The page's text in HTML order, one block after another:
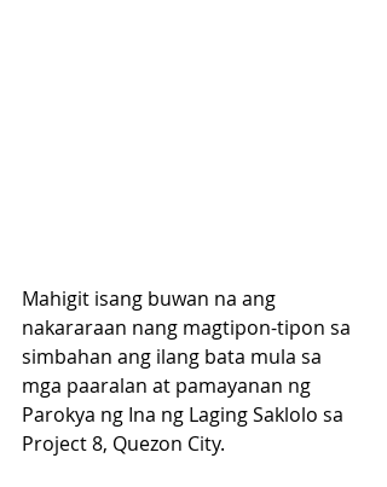
Mahigit isang buwan na ang
nakararaan nang magtipon-tipon sa
simbahan ang ilang bata mula sa
mga paaralan at pamayanan ng
Parokya ng Ina ng Laging Saklolo sa
Project 8, Quezon City.